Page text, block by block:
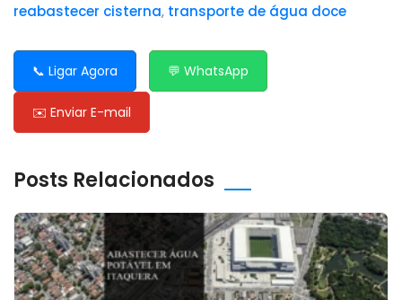
reabastecer cisterna, transporte de água doce
📞 Ligar Agora 💬 WhatsApp
✉️ Enviar E-mail
Posts Relacionados